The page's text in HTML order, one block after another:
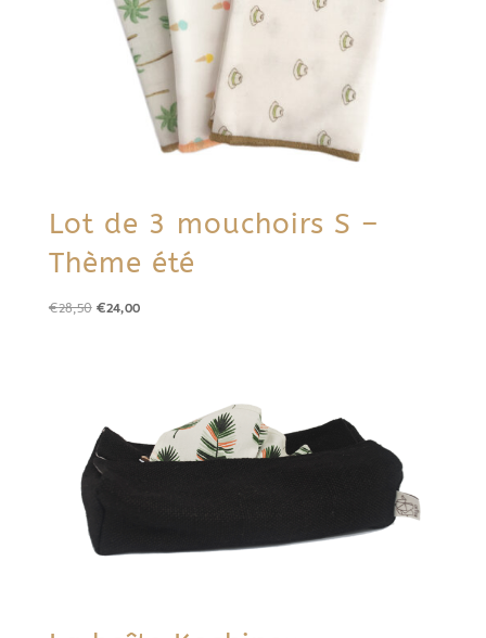
Lot de 3 mouchoirs S –
Thème été
€28,50Le
€24,00Le